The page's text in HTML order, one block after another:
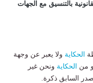
بالتنسيق مع الجهات
الحكاية ولا يعبر عن وجهة
من الحكاية ونحن غير
السابق ذكرة.